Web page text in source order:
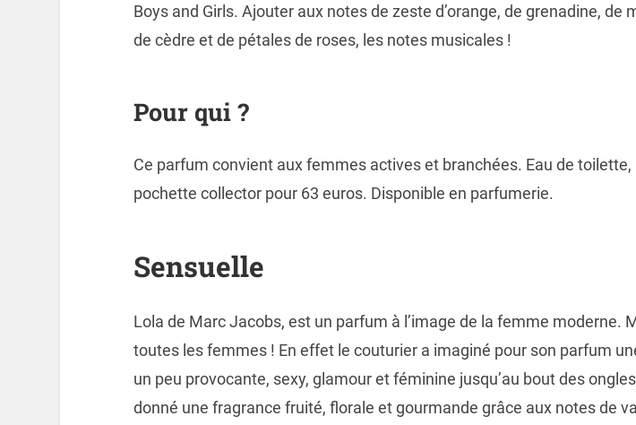
Boys and Girls. Ajouter aux notes de zeste d’orange, de grenadine, de
de cèdre et de pétales de roses, les notes musicales !
Pour qui ?
Ce parfum convient aux femmes actives et branchées. Eau de toilette,
pochette collector pour 63 euros. Disponible en parfumerie.
Sensuelle
Lola de Marc Jacobs, est un parfum à l’image de la femme moderne.
toutes les femmes ! En effet le couturier a imaginé pour son parfum
un peu provocante, sexy, glamour et féminine jusqu’au bout des
donné une fragrance fruité, florale et gourmande grâce aux notes de